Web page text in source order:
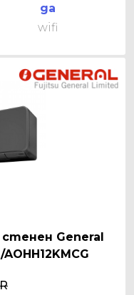
да
wifi
General